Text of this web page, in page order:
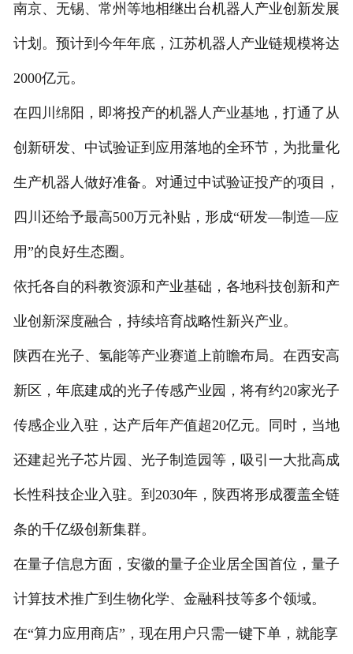
南京、无锡、常州等地相继出台机器人产业创新发展
计划。预计到今年年底，江苏机器人产业链规模将达
2000亿元。
在四川绵阳，即将投产的机器人产业基地，打通了从
创新研发、中试验证到应用落地的全环节，为批量化
生产机器人做好准备。对通过中试验证投产的项目，
四川还给予最高500万元补贴，形成“研发—制造—应
用”的良好生态圈。
依托各自的科教资源和产业基础，各地科技创新和产
业创新深度融合，持续培育战略性新兴产业。
陕西在光子、氢能等产业赛道上前瞻布局。在西安高
新区，年底建成的光子传感产业园，将有约20家光子
传感企业入驻，达产后年产值超20亿元。同时，当地
还建起光子芯片园、光子制造园等，吸引一大批高成
长性科技企业入驻。到2030年，陕西将形成覆盖全链
条的千亿级创新集群。
在量子信息方面，安徽的量子企业居全国首位，量子
计算技术推广到生物化学、金融科技等多个领域。
在“算力应用商店”，现在用户只需一键下单，就能享